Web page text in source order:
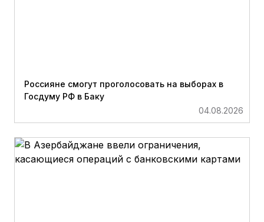
Россияне смогут проголосовать на выборах в
Госдуму РФ в Баку
04.08.2026